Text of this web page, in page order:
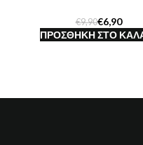
€9,90€6,90
ΠΡΟΣΘΉΚΗ ΣΤΟ